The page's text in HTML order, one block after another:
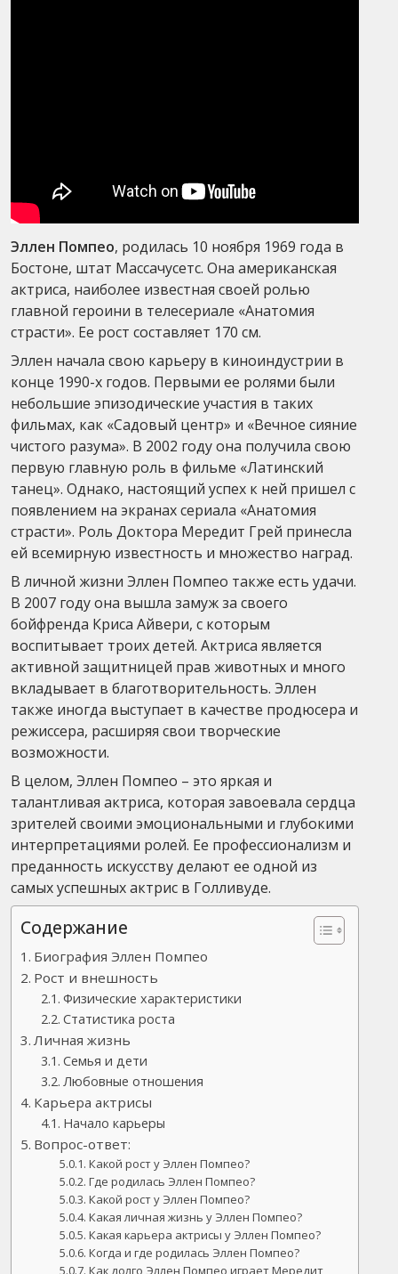
Эллен Помпео, родилась 10 ноября 1969 года в
Бостоне, штат Массачусетс. Она американская
актриса, наиболее известная своей ролью
главной героини в телесериале «Анатомия
страсти». Ее рост составляет 170 см.
Эллен начала свою карьеру в киноиндустрии в
конце 1990-х годов. Первыми ее ролями были
небольшие эпизодические участия в таких
фильмах, как «Садовый центр» и «Вечное сияние
чистого разума». В 2002 году она получила свою
первую главную роль в фильме «Латинский
танец». Однако, настоящий успех к ней пришел с
появлением на экранах сериала «Анатомия
страсти». Роль Доктора Мередит Грей принесла
ей всемирную известность и множество наград.
В личной жизни Эллен Помпео также есть удачи.
В 2007 году она вышла замуж за своего
бойфренда Криса Айвери, с которым
воспитывает троих детей. Актриса является
активной защитницей прав животных и много
вкладывает в благотворительность. Эллен
также иногда выступает в качестве продюсера и
режиссера, расширяя свои творческие
возможности.
В целом, Эллен Помпео – это яркая и
талантливая актриса, которая завоевала сердца
зрителей своими эмоциональными и глубокими
интерпретациями ролей. Ее профессионализм и
преданность искусству делают ее одной из
самых успешных актрис в Голливуде.
Содержание
Биография Эллен Помпео
Рост и внешность
Физические характеристики
Статистика роста
Личная жизнь
Семья и дети
Любовные отношения
Карьера актрисы
Начало карьеры
Вопрос-ответ:
Какой рост у Эллен Помпео?
Где родилась Эллен Помпео?
Какой рост у Эллен Помпео?
Какая личная жизнь у Эллен Помпео?
Какая карьера актрисы у Эллен Помпео?
Когда и где родилась Эллен Помпео?
Как долго Эллен Помпео играет Мередит